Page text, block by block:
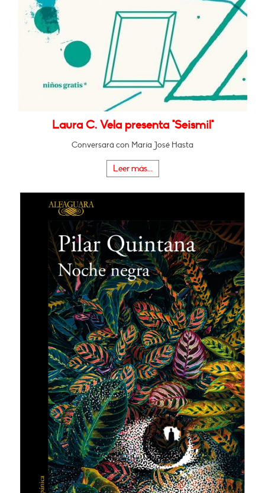
Laura C. Vela presenta "Seismil"
Conversará con María José Hasta
Leer más...